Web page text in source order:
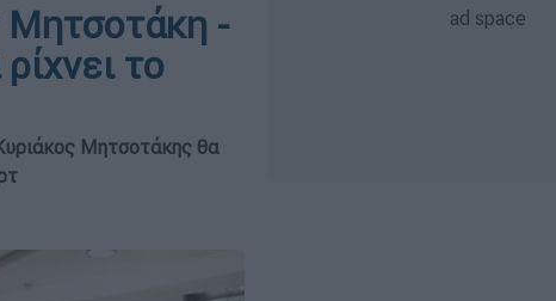
Μητσοτάκη -
το
Μητσοτάκης θα